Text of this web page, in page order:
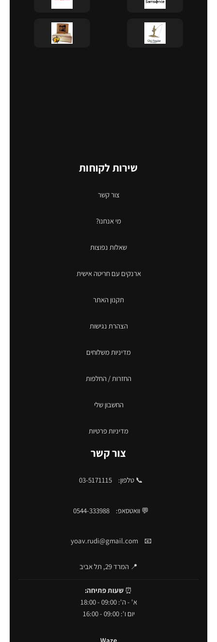
שירות לקוחות
צור קשר
מי אנחנו?
שאלות נפוצות
ארנקים עם חריטה אישית
תקנון האתר
הצהרת נגישות
מדיניות משלוחים
החזרות / החלפות
החשבון שלי
מדיניות פרטיות
צור קשר
📞 טלפון: 03-5171115
💬 וואטסאפ: 0544-333988
📧
yoav.rudi@gmail.com
📍 המרד 29, תל אביב
⏰ שעות פתיחה:
א' - ה': 09:00 - 18:00
יום ו': 09:00 - 16:00